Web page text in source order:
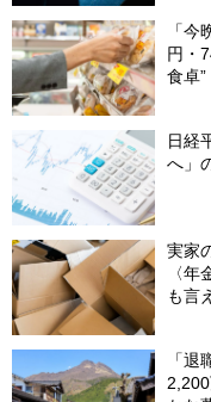
「
円・
食卓”
日経
へ」
実家
〈
も言
「